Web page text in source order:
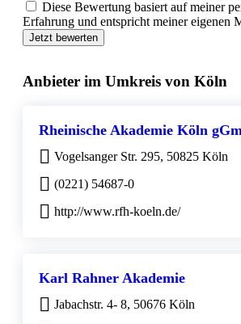
Diese Bewertung basiert auf meiner
Erfahrung und entspricht meiner eigenen
Jetzt bewerten
Anbieter im Umkreis von Köln
Rheinische Akademie Köln
Vogelsanger Str. 295, 50825 Köln
(0221) 54687-0
http://www.rfh-koeln.de/
Karl Rahner Akademie
Jabachstr. 4- 8, 50676 Köln